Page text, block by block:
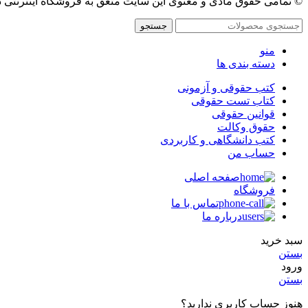
جستجو
منو
دسته بندی ها
کتب حقوقی و آزمونی
کتاب تست حقوقی
قوانین حقوقی
حقوق وکالت
کتب دانشگاهی و کاربردی
حساب من
صفحه اصلی
فروشگاه
تماس با ما
درباره ما
سبد خرید
بستن
ورود
بستن
هنوز حساب کاربری ندارید؟